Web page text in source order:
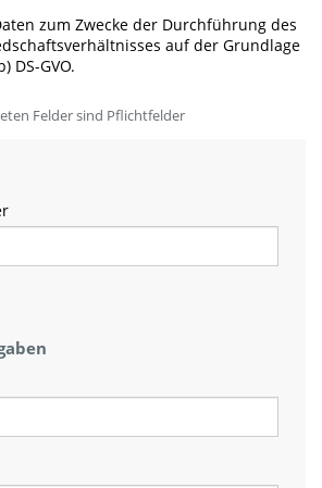
zum Zwecke der Durchführung des
auf der Grundlage
DS-GVO.
Felder sind Pflichtfelder